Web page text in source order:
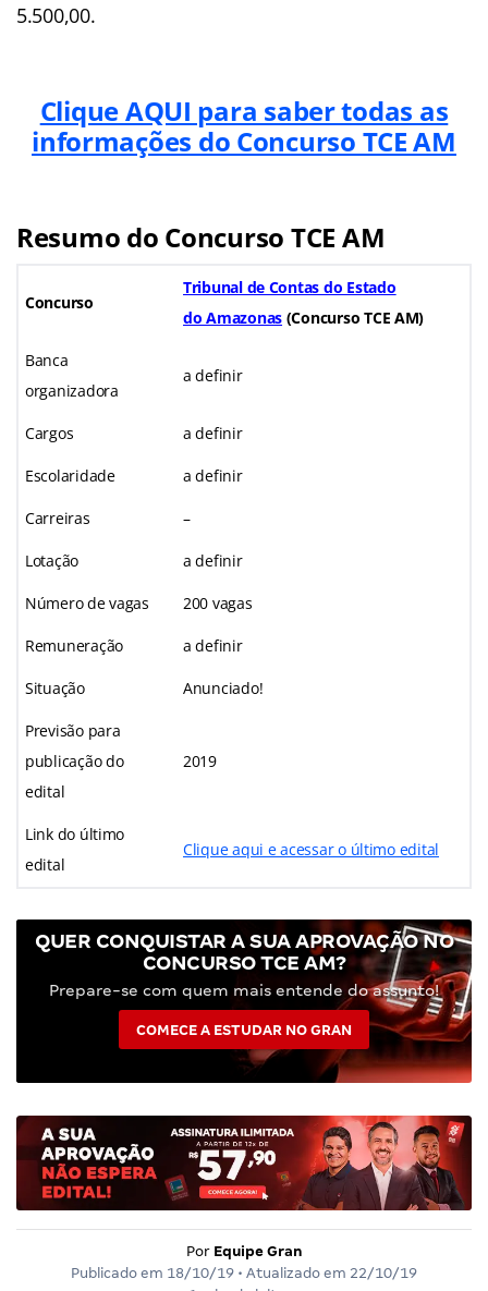
5.500,00.
Clique AQUI para saber todas as
informações do Concurso TCE AM
Resumo do Concurso TCE AM
Concurso
Tribunal de Contas do Estado
do Amazonas (Concurso TCE AM)
Banca
organizadora
a definir
Cargos a definir
Escolaridade a definir
Carreiras –
Lotação a definir
Número de vagas 200 vagas
Remuneração a definir
Situação Anunciado!
Previsão para
publicação do
edital
2019
Link do último
edital
Clique aqui e acessar o último edital
QUER CONQUISTAR A SUA APROVAÇÃO NO
CONCURSO TCE AM?
Prepare-se com quem mais entende do assunto!
COMECE A ESTUDAR NO GRAN
Por Equipe Gran
Publicado em 18/10/19 • Atualizado em 22/10/19